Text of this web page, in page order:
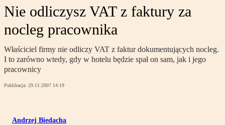
Nie odliczysz VAT z faktury za
nocleg pracownika
Właściciel firmy nie odliczy VAT z faktur dokumentujących nocleg.
I to zarówno wtedy, gdy w hotelu będzie spał on sam, jak i jego
pracownicy
Publikacja: 29.11.2007 14:19
Andrzej Biedacha